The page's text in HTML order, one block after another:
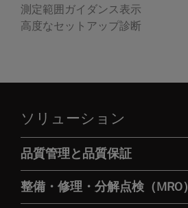
測定範囲ガイダンス表示
高度なセットアップ診断
ソリューション
品質管理と品質保証
整備・修理・分解点検（MRO）